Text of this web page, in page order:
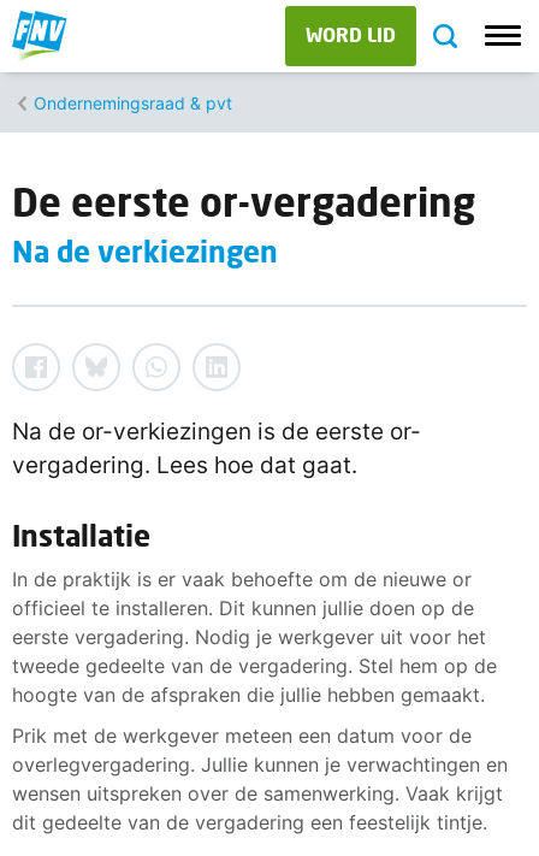
WORD LID
Ondernemingsraad & pvt
De eerste or-vergadering
Na de verkiezingen
Na de or-verkiezingen is de eerste or-
vergadering. Lees hoe dat gaat.
Installatie
In de praktijk is er vaak behoefte om de nieuwe or
officieel te installeren. Dit kunnen jullie doen op de
eerste vergadering. Nodig je werkgever uit voor het
tweede gedeelte van de vergadering. Stel hem op de
hoogte van de afspraken die jullie hebben gemaakt.
Prik met de werkgever meteen een datum voor de
overlegvergadering. Jullie kunnen je verwachtingen en
wensen uitspreken over de samenwerking. Vaak krijgt
dit gedeelte van de vergadering een feestelijk tintje.